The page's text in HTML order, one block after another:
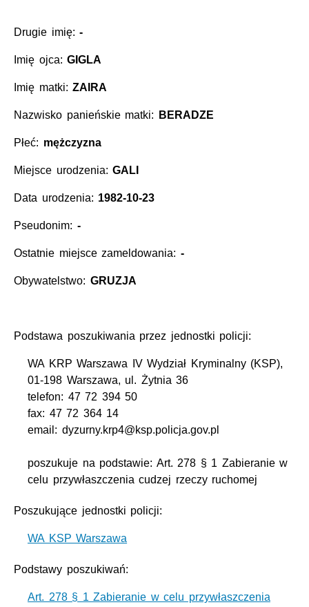
Drugie imię:-
Imię ojca:GIGLA
Imię matki:ZAIRA
Nazwisko panieńskie matki: BERADZE
Płeć: mężczyzna
Miejsce urodzenia:GALI
Data urodzenia: 1982-10-23
Pseudonim: -
Ostatnie miejsce zameldowania: -
Obywatelstwo: GRUZJA
Podstawa poszukiwania przez jednostki policji:
WA KRP Warszawa IV Wydział Kryminalny (KSP),
01-198 Warszawa, ul. Żytnia 36
telefon: 47 72 394 50
fax: 47 72 364 14
email: dyzurny.krp4@ksp.policja.gov.pl
poszukuje na podstawie: Art. 278 § 1 Zabieranie w
celu przywłaszczenia cudzej rzeczy ruchomej
Poszukujące jednostki policji:
WA KSP Warszawa
Podstawy poszukiwań:
Art. 278 § 1 Zabieranie w celu przywłaszczenia